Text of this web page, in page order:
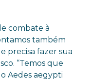
combate à
também
precisa fazer sua
“Temos que
Aedes aegypti